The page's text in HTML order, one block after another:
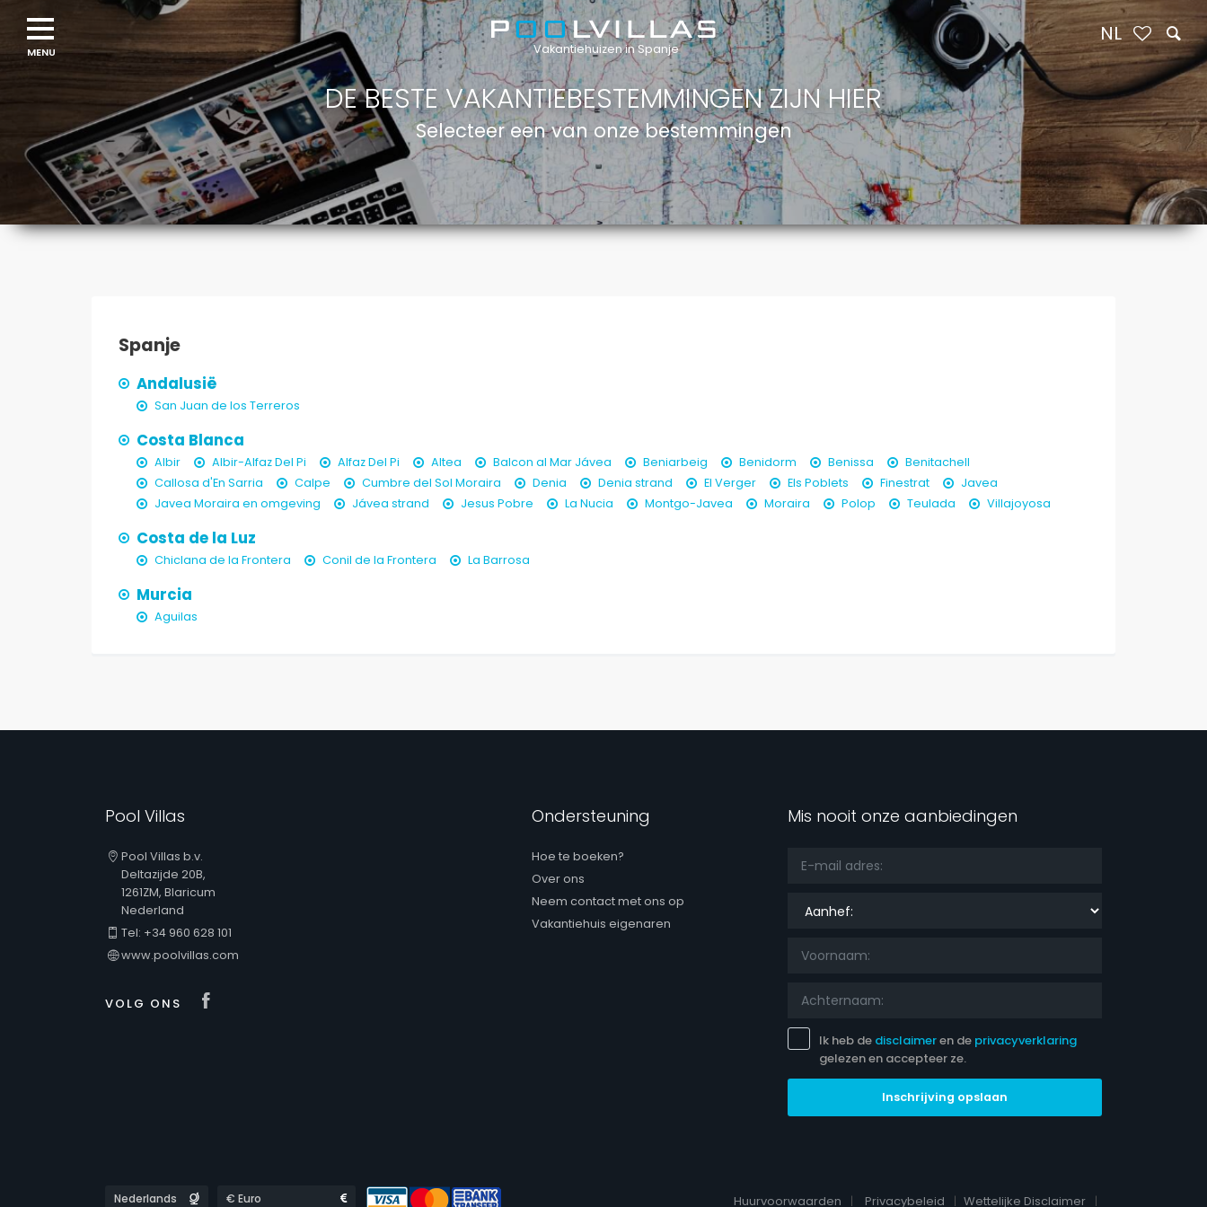
DE BESTE VAKANTIEBESTEMMINGEN ZIJN HIER
Selecteer een van onze bestemmingen
Spanje
Andalusië
San Juan de los Terreros
Costa Blanca
Albir Albir-Alfaz Del Pi Alfaz Del Pi Altea Balcon al Mar Jávea Beniarbeig Benidorm Benissa
Benitachell
Callosa d'En Sarria
Calpe Cumbre del Sol Moraira Denia Denia strand El Verger Els Poblets Finestrat
Javea
Javea Moraira en omgeving
Jávea strand Jesus Pobre La Nucia Montgo-Javea Moraira Polop Teulada Villajoyosa
Costa de la Luz
Chiclana de la Frontera Conil de la Frontera La Barrosa
Murcia
Aguilas
Pool Villas
Pool Villas b.v.
Deltazijde 20B,
1261ZM, Blaricum
Nederland
Tel: +34 960 628 101
www.poolvillas.com
VOLG ONS
Ondersteuning
Hoe te boeken?
Over ons
Neem contact met ons op
Vakantiehuis eigenaren
Mis nooit onze aanbiedingen
Ik heb de disclaimeren de privacyverklaring
gelezen en accepteer ze.
Inschrijving opslaan
Languages Currencies Huurvoorwaarden Privacybeleid Wettelijke Disclaimer
Vakantiehuizen in Spanje
NL